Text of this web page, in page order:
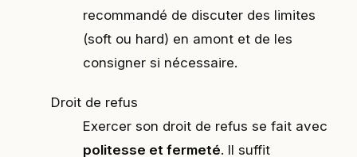
recommandé de discuter des limites
(soft ou hard) en amont et de les
consigner si nécessaire.
Droit de refus
Exercer son droit de refus se fait avec
politesse et fermeté. Il suffit